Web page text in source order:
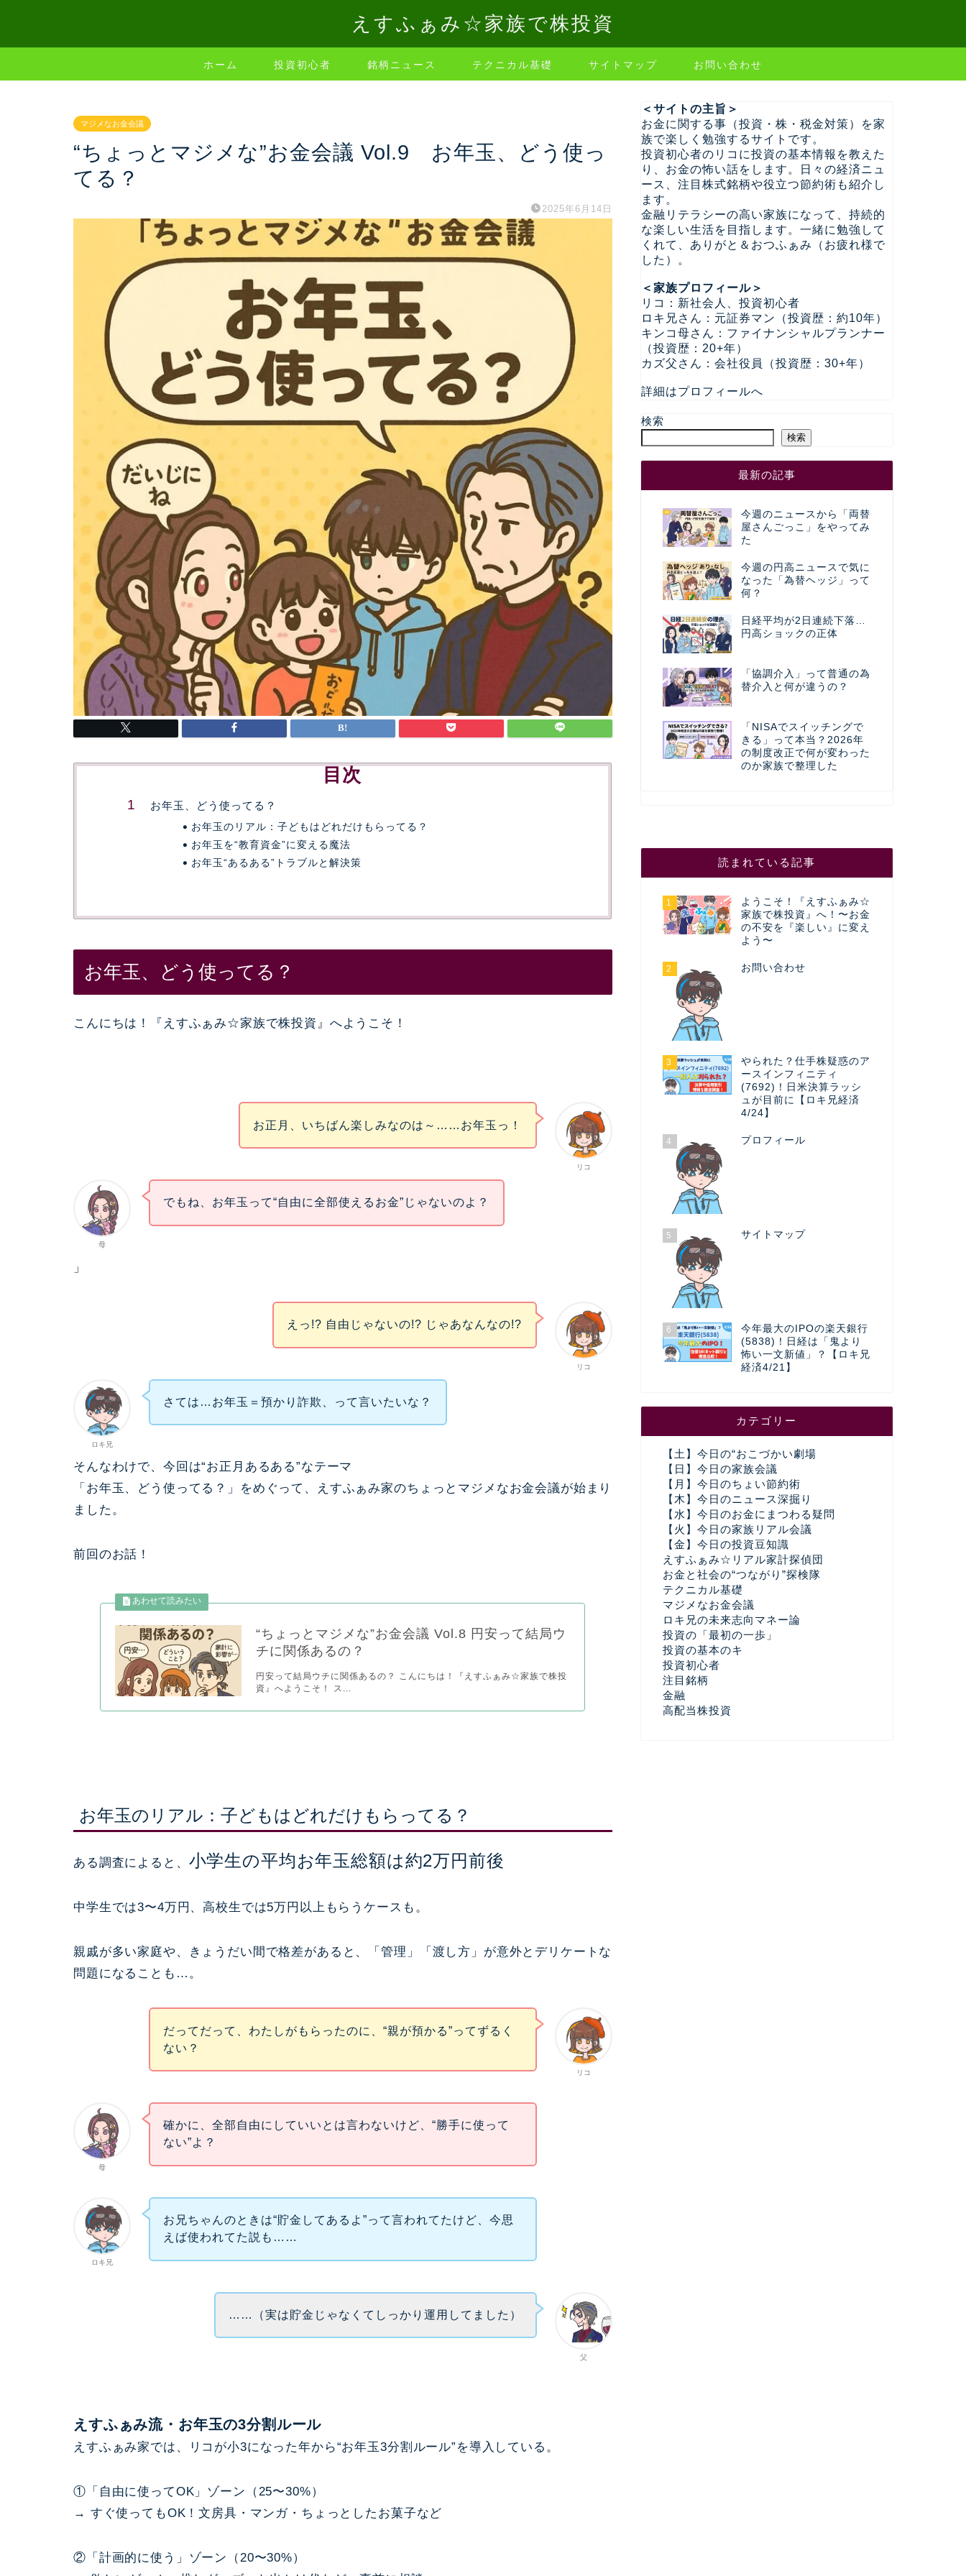
えすふぁみ☆家族で株投資
ホーム 投資初心者 銘柄ニュース テクニカル基礎 サイトマップ お問い合わせ
マジメなお金会議
“ちょっとマジメな”お金会議 Vol.9 お年玉、どう使っ
てる？
2025年6月14日
目次
お年玉、どう使ってる？
お年玉のリアル：子どもはどれだけもらってる？
お年玉を“教育資金”に変える魔法
お年玉“あるある”トラブルと解決策
お年玉、どう使ってる？
こんにちは！『えすふぁみ☆家族で株投資』へようこそ！
リコ
お正月、いちばん楽しみなのは～……お年玉っ！
母
でもね、お年玉って“自由に全部使えるお金”じゃないのよ？
」
リコ
えっ!? 自由じゃないの!? じゃあなんなの!?
ロキ兄
さては…お年玉＝預かり詐欺、って言いたいな？
そんなわけで、今回は“お正月あるある”なテーマ
「お年玉、どう使ってる？」をめぐって、えすふぁみ家のちょっとマジメなお金会議が始まり
ました。
前回のお話！
“ちょっとマジメな”お金会議 Vol.8 円安って結局ウ
チに関係あるの？
円安って結局ウチに関係あるの？ こんにちは！『えすふぁみ☆家族で株投
資』へようこそ！ ス...
お年玉のリアル：子どもはどれだけもらってる？
ある調査によると、 小学生の平均お年玉総額は約2万円前後
中学生では3〜4万円、高校生では5万円以上もらうケースも。
親戚が多い家庭や、きょうだい間で格差があると、「管理」「渡し方」が意外とデリケートな
問題になることも…。
リコ
だってだって、わたしがもらったのに、“親が預かる”ってずるく
ない？
母
確かに、全部自由にしていいとは言わないけど、“勝手に使って
ない”よ？
ロキ兄
お兄ちゃんのときは“貯金してあるよ”って言われてたけど、今思
えば使われてた説も……
父
……（実は貯金じゃなくてしっかり運用してました）
えすふぁみ流・お年玉の3分割ルール
えすふぁみ家では、リコが小3になった年から“お年玉3分割ルール”を導入している。
①「自由に使ってOK」ゾーン（25〜30%）
→ すぐ使ってもOK！文房具・マンガ・ちょっとしたお菓子など
②「計画的に使う」ゾーン（20〜30%）
＜サイトの主旨＞
お金に関する事（投資・株・税金対策）を家
族で楽しく勉強するサイトです。
投資初心者のリコに投資の基本情報を教えた
り、お金の怖い話をします。日々の経済ニュ
ース、注目株式銘柄や役立つ節約術も紹介し
ます。
金融リテラシーの高い家族になって、持続的
な楽しい生活を目指します。一緒に勉強して
くれて、ありがと＆おつふぁみ（お疲れ様で
した）。
＜家族プロフィール＞
リコ：新社会人、投資初心者
ロキ兄さん：元証券マン（投資歴：約10年）
キンコ母さん：ファイナンシャルプランナー
（投資歴：20+年）
カズ父さん：会社役員（投資歴：30+年）
詳細はプロフィールへ
検索
検索
最新の記事
今週のニュースから「両替
屋さんごっこ」をやってみ
た
今週の円高ニュースで気に
なった「為替ヘッジ」って
何？
日経平均が2日連続下落…
円高ショックの正体
「協調介入」って普通の為
替介入と何が違うの？
「NISAでスイッチングで
きる」って本当？2026年
の制度改正で何が変わった
のか家族で整理した
読まれている記事
1
ようこそ！『えすふぁみ☆
家族で株投資』へ！〜お金
の不安を『楽しい』に変え
よう〜
2 お問い合わせ
3
やられた？仕手株疑惑のア
ースインフィニティ
(7692)！日米決算ラッシ
ュが目前に【ロキ兄経済
4/24】
4 プロフィール
5 サイトマップ
6
今年最大のIPOの楽天銀行
(5838)！日経は「鬼より
怖い一文新値」？【ロキ兄
経済4/21】
カテゴリー
【土】今日の“おこづかい劇場
【日】今日の家族会議
【月】今日のちょい節約術
【木】今日のニュース深掘り
【水】今日のお金にまつわる疑問
【火】今日の家族リアル会議
【金】今日の投資豆知識
えすふぁみ☆リアル家計探偵団
お金と社会の“つながり”探検隊
テクニカル基礎
マジメなお金会議
ロキ兄の未来志向マネー論
投資の「最初の一歩」
投資の基本のキ
投資初心者
注目銘柄
金融
高配当株投資